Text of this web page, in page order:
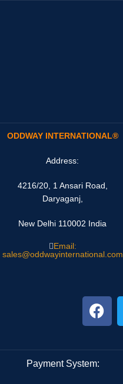
ODDWAY INTERNATIONAL®
Address:
4216/20, 1 Ansari Road,
Daryaganj,
New Delhi 110002 India
Email:
sales@oddwayinternational.com
Payment System: